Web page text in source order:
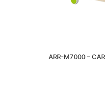
ARR-M7000 –